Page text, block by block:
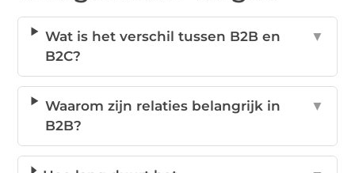
Wat is het verschil tussen B2B en
B2C?
▼
Waarom zijn relaties belangrijk in
B2B?
▼